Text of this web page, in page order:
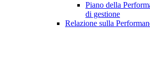
Piano della
di gestione
Relazione sulla